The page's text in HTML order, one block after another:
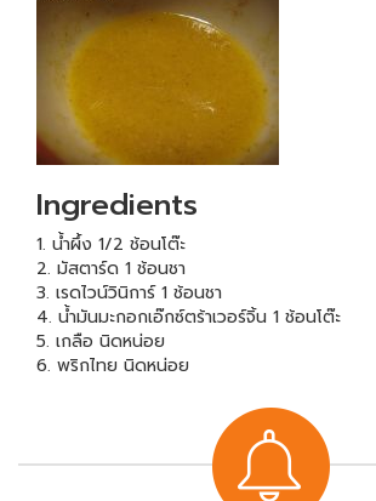
Ingredients
1. น้ำผึ้ง 1/2 ช้อนโต๊ะ
2. มัสตาร์ด 1 ช้อนชา
3. เรดไวน์วินิการ์ 1 ช้อนชา
4. น้ำมันมะกอกเอ๊กซ์ตร้าเวอร์จิ้น 1 ช้อนโต๊ะ
5. เกลือ นิดหน่อย
6. พริกไทย นิดหน่อย